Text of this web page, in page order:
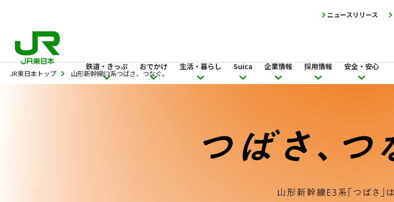
鉄道・きっぷ おでかけ 生活・暮らし Suica 企業情報 採用情報 安全・安心
ニュースリリース
JR東日本トップ 山形新幹線E3系つばさ、つなぐ。